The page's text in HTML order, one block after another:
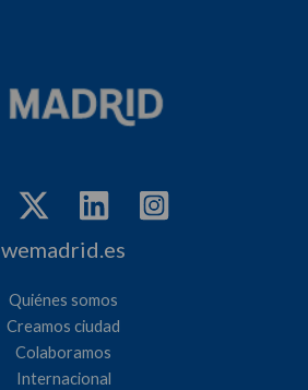
wemadrid.es
Quiénes somos
Creamos ciudad
Colaboramos
Internacional